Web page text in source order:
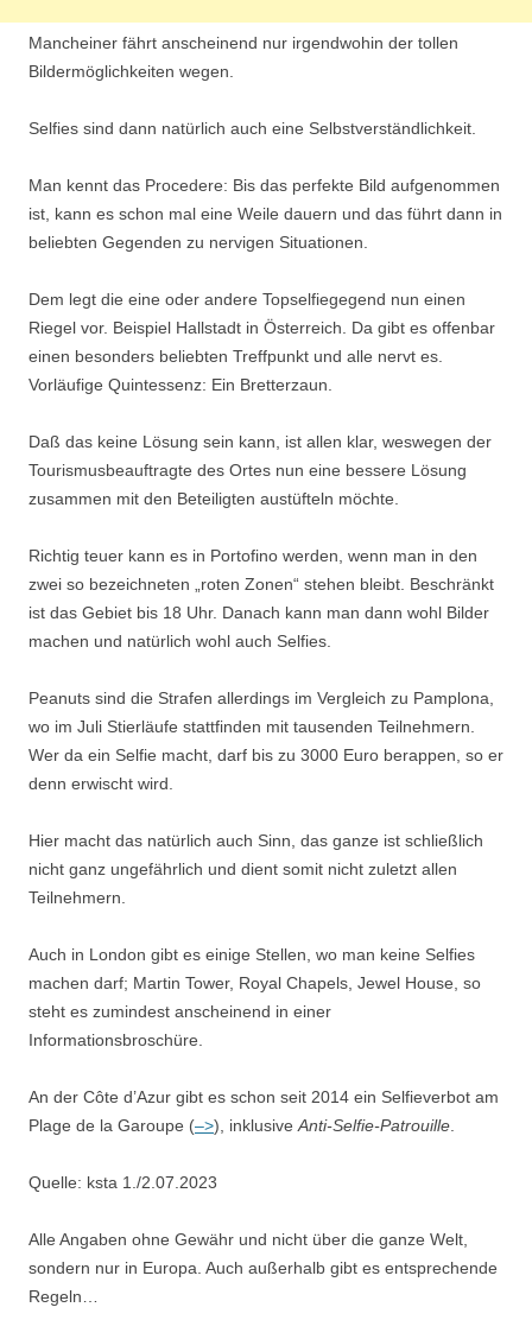
Mancheiner fährt anscheinend nur irgendwohin der tollen
Bildermöglichkeiten wegen.
Selfies sind dann natürlich auch eine Selbstverständlichkeit.
Man kennt das Procedere: Bis das perfekte Bild aufgenommen
ist, kann es schon mal eine Weile dauern und das führt dann in
beliebten Gegenden zu nervigen Situationen.
Dem legt die eine oder andere Topselfiegegend nun einen
Riegel vor. Beispiel Hallstadt in Österreich. Da gibt es offenbar
einen besonders beliebten Treffpunkt und alle nervt es.
Vorläufige Quintessenz: Ein Bretterzaun.
Daß das keine Lösung sein kann, ist allen klar, weswegen der
Tourismusbeauftragte des Ortes nun eine bessere Lösung
zusammen mit den Beteiligten austüfteln möchte.
Richtig teuer kann es in Portofino werden, wenn man in den
zwei so bezeichneten „roten Zonen“ stehen bleibt. Beschränkt
ist das Gebiet bis 18 Uhr. Danach kann man dann wohl Bilder
machen und natürlich wohl auch Selfies.
Peanuts sind die Strafen allerdings im Vergleich zu Pamplona,
wo im Juli Stierläufe stattfinden mit tausenden Teilnehmern.
Wer da ein Selfie macht, darf bis zu 3000 Euro berappen, so er
denn erwischt wird.
Hier macht das natürlich auch Sinn, das ganze ist schließlich
nicht ganz ungefährlich und dient somit nicht zuletzt allen
Teilnehmern.
Auch in London gibt es einige Stellen, wo man keine Selfies
machen darf; Martin Tower, Royal Chapels, Jewel House, so
steht es zumindest anscheinend in einer
Informationsbroschüre.
An der Côte d’Azur gibt es schon seit 2014 ein Selfieverbot am
Plage de la Garoupe (–>), inklusive Anti-Selfie-Patrouille
Quelle: ksta 1./2.07.2023
Alle Angaben ohne Gewähr und nicht über die ganze Welt,
sondern nur in Europa. Auch außerhalb gibt es entsprechende
Regeln…